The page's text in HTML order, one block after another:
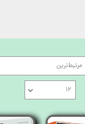
مرتبط‌ترین
۱۲